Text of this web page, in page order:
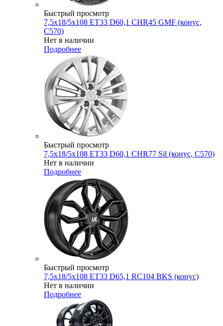
Быстрый просмотр
7,5x18/5x108 ET33 D60,1 CHR45 GMF (конус,
C570)
Нет в наличии
Подробнее
Быстрый просмотр
7,5x18/5x108 ET33 D60,1 CHR77 Sil (конус, C570)
Нет в наличии
Подробнее
Быстрый просмотр
7,5x18/5x108 ET33 D65,1 RC104 BKS (конус)
Нет в наличии
Подробнее